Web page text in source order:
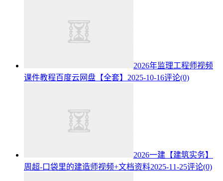
2026年监理工程师视频
课件教程百度云网盘【全套】 2025-10-16评论(0)
2026一建【建筑实务】
周超-口袋里的建造师视频+文档资料2025-11-25评论(0)